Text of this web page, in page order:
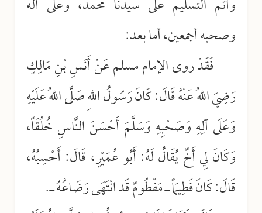
وأتم التسليم على سيدنا محمد، وعلى آله
وصحبه أجمعين، أما بعد:
فَقَدْ روى الإمام مسلم عَنْ أَنَسِ بْنِ مَالِكٍ
رَضِيَ اللهُ عَنْهُ قَالَ: كَانَ رَسُولُ اللهِ صَلَّى اللهُ عَلَيْهِ
وَعَلَى آلِهِ وَصَحْبِهِ وَسَلَّمَ أَحْسَنَ النَّاسِ خُلُقَاً،
وَكَانَ لِي أَخٌ يُقَالُ لَهُ: أَبُو عُمَيْرٍ، قَالَ: أَحْسِبُهُ،
قَالَ: كَانَ فَطِيمَاً ـ مَفْطُومٌ قَد انْتَهَى رَضَاعُهُ ـ.